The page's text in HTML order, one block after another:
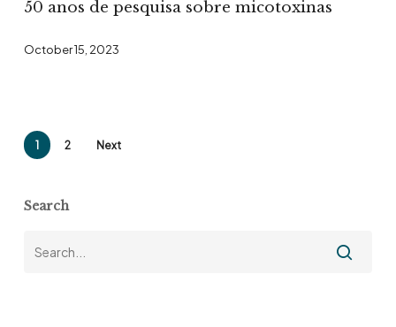
micotoxinas:
de
de
pesquisa
50 anos de pesquisa sobre micotoxinas
October 15, 2023
1 2 Next
Search